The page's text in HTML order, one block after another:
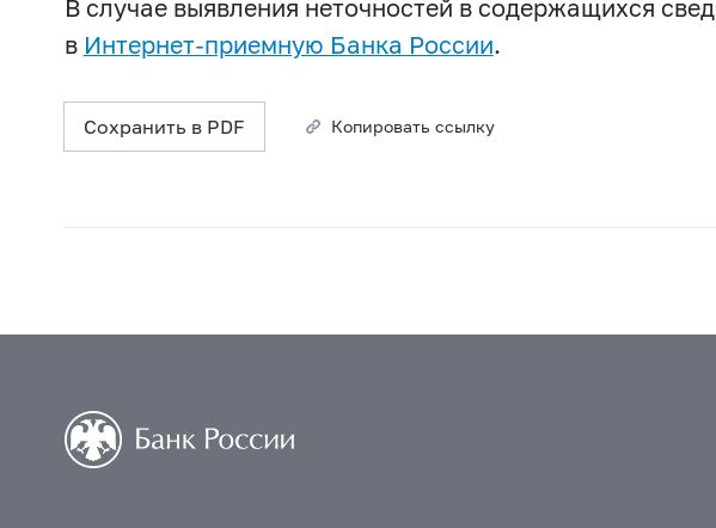
В случае выявления неточностей в содержащихся
в Интернет-приемную Банка России.
Сохранить в PDF Копировать ссылку